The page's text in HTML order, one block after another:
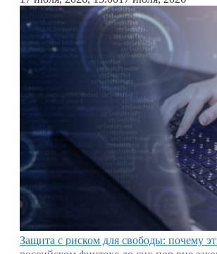
Защита с риском для свободы: почему